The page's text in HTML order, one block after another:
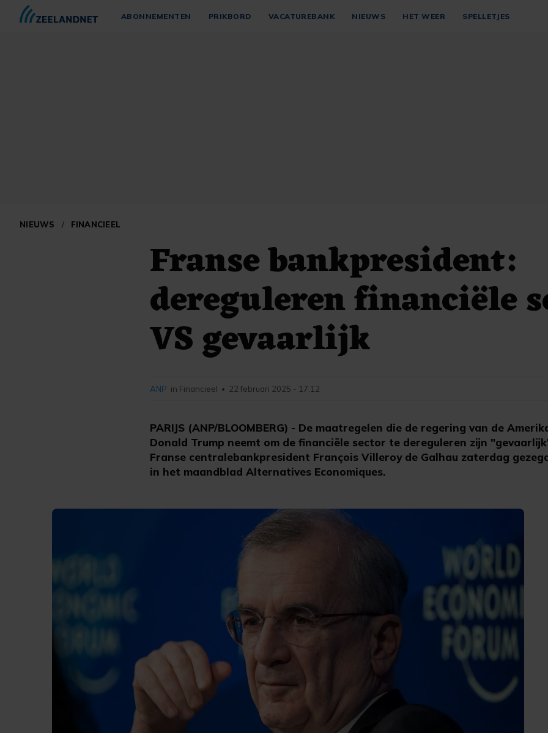
ABONNEMENTEN PRIKBORD VACATUREBANK NIEUWS HET WEER SPELLETJES
NIEUWS / FINANCIEEL
Franse bankpresident:
dereguleren financiële
VS gevaarlijk
PARIJS (ANP/BLOOMBERG) - De maatregelen die de regering van de
Donald Trump neemt om de financiële sector te dereguleren zijn
Franse centralebankpresident François Villeroy de Galhau zaterdag
in het maandblad Alternatives Economiques.
ANP in Financieel • 22 februari 2025 - 17:12